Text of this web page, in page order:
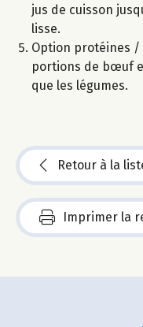
jus de cuisson
lisse.
Option protéines /
portions de bœuf
que les légumes.
Retour à la
Imprimer la